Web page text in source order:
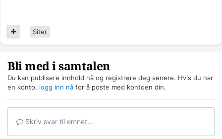
Siter
Bli med i samtalen
Du kan publisere innhold nå og registrere deg senere. Hvis du har
en konto, logg inn nå for å poste med kontoen din.
Skriv svar til emnet...